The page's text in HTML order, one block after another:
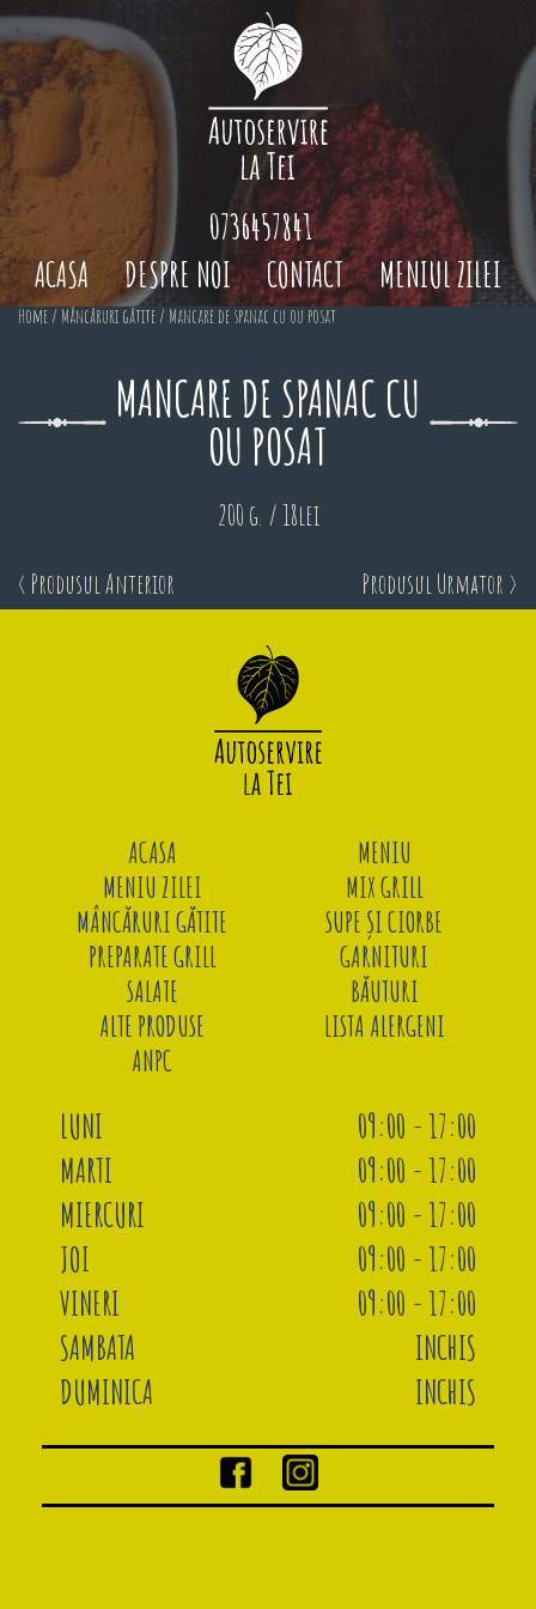
ACASA DESPRE NOI CONTACT MENIUL ZILEI
0736457841
Home / Mâncăruri gătite / Mancare de spanac cu ou posat
MANCARE DE SPANAC CU
OU POSAT
200 g. / 18lei
< Produsul Anterior Produsul Urmator >
ACASA
MENIU
MENIU ZILEI
MIX GRILL
MÂNCĂRURI GĂTITE
SUPE ȘI CIORBE
PREPARATE GRILL
GARNITURI
SALATE
BĂUTURI
ALTE PRODUSE
LISTA ALERGENI
ANPC
LUNI
09:00 - 17:00
MARTI
09:00 - 17:00
MIERCURI
09:00 - 17:00
JOI
09:00 - 17:00
VINERI
09:00 - 17:00
SAMBATA
INCHIS
DUMINICA
INCHIS